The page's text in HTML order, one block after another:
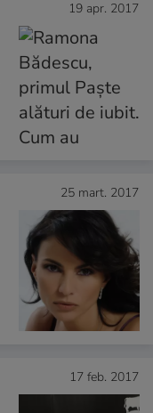
19 apr. 2017
25 mart. 2017
17 feb. 2017